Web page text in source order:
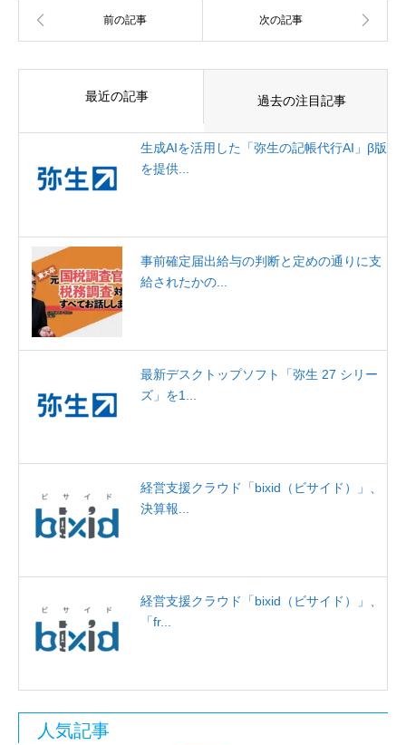
最近の記事 過去の注目記事
生成AIを活用した「弥生の記帳代行AI」β版
を提供...
事前確定届出給与の判断と定めの通りに支
給されたかの...
最新デスクトップソフト「弥生 27 シリー
ズ」を1...
経営支援クラウド「bixid（ビサイド）」、
決算報...
経営支援クラウド「bixid（ビサイド）」、
「fr...
人気記事